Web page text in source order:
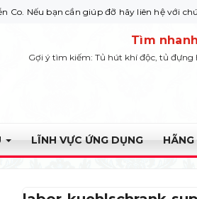
bạn cần giúp đỡ hãy liên hệ với chúng tôi
Tìm
Gợi ý tìm kiếm: Tủ hút khí độc, tủ đựng
LĨNH VỰC ỨNG DỤNG